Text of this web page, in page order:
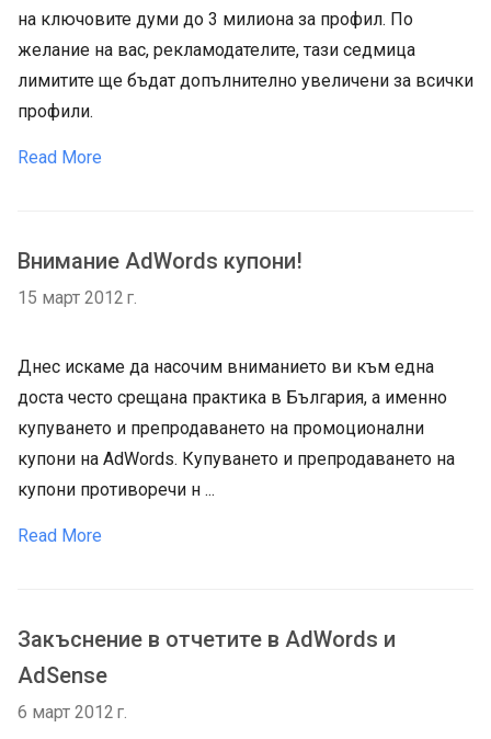
на ключовите думи до 3 милиона за профил. По
желание на вас, рекламодателите, тази седмица
лимитите ще бъдат допълнително увеличени за всички
профили.
Read More
Внимание AdWords купони!
15 март 2012 г.
Днес искаме да насочим вниманието ви към една
доста често срещана практика в България, а именно
купуването и препродаването на промоционални
купони на AdWords. Купуването и препродаването на
купони противоречи н ...
Read More
Закъснение в отчетите в AdWords и
AdSense
6 март 2012 г.